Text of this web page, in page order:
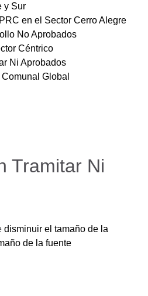
y Sur
en el Sector Cerro Alegre
No Aprobados
Céntrico
Ni Aprobados
Global
Tramitar Ni
disminuir el tamaño de la
de la fuente